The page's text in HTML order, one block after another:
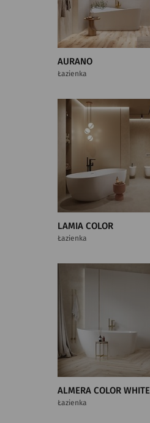
AURANO
Łazienka
LAMIA COLOR
Łazienka
ALMERA COLOR WHITE
Łazienka